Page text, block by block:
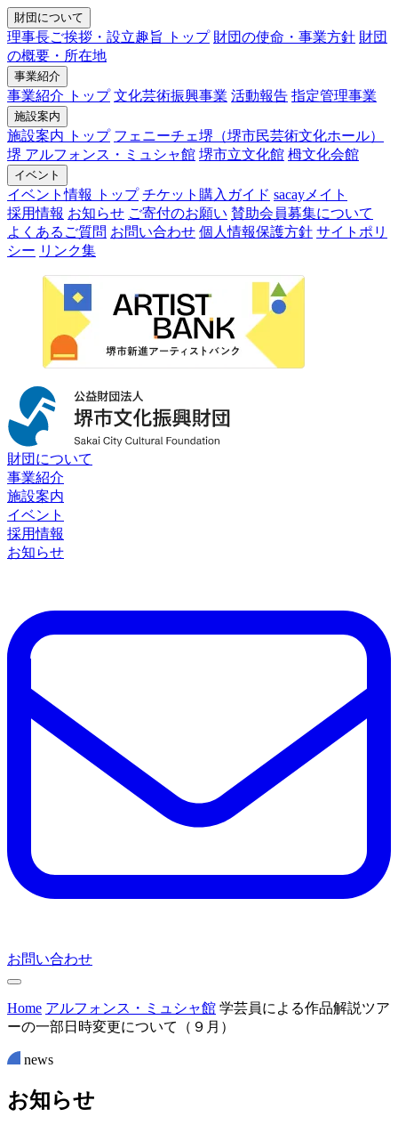
財団について
理事長ご挨拶・設立趣旨 トップ 財団の使命・事業方針 財団
の概要・所在地
事業紹介
事業紹介 トップ 文化芸術振興事業 活動報告 指定管理事業
施設案内
施設案内 トップ フェニーチェ堺（堺市民芸術文化ホール）
堺 アルフォンス・ミュシャ館 堺市立文化館 栂文化会館
イベント
イベント情報 トップ チケット購入ガイド sacayメイト
採用情報 お知らせ ご寄付のお願い 賛助会員募集について
よくあるご質問 お問い合わせ 個人情報保護方針 サイトポリ
シー リンク集
財団について
事業紹介
施設案内
イベント
採用情報
お知らせ
お問い合わせ
Home アルフォンス・ミュシャ館 学芸員による作品解説ツア
ーの一部日時変更について（９月）
news
お知らせ